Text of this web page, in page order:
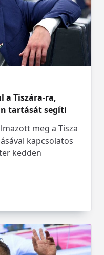
a Tiszára-ra,
tartását segíti
meg a Tisza
kapcsolatos
kedden